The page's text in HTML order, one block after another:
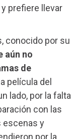
prefiere llevar
, conocido por su
aún no
de
película del
lado, por la falta
con las
escenas y